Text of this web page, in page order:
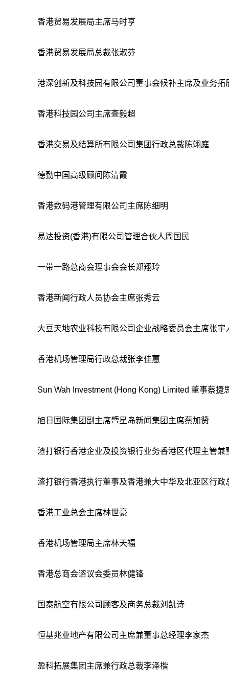
香港贸易发展局主席马时亨
香港贸易发展局总裁张淑芬
港深创新及科技园有限公司董事会候补主席及业务拓
香港科技园公司主席查毅超
香港交易及结算所有限公司集团行政总裁陈翊庭
德勤中国高级顾问陈清霞
香港数码港管理有限公司主席陈细明
易达投资(香港)有限公司管理合伙人周国民
一带一路总商会理事会会长郑翔玲
香港新闻行政人员协会主席张秀云
大豆天地农业科技有限公司企业战略委员会主席张宇
香港机场管理局行政总裁张李佳蕙
Sun Wah Investment (Hong Kong) Limited 董事蔡捷
旭日国际集团副主席暨星岛新闻集团主席蔡加赞
渣打银行香港企业及投资银行业务香港区代理主管兼
渣打银行香港执行董事及香港兼大中华及北亚区行政
香港工业总会主席林世豪
香港机场管理局主席林天福
香港总商会谘议会委员林健锋
国泰航空有限公司顾客及商务总裁刘凯诗
恒基兆业地产有限公司主席兼董事总经理李家杰
盈科拓展集团主席兼行政总裁李泽楷